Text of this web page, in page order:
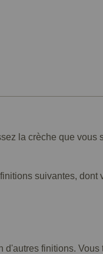
la crèche que vous
suivantes,
d'autres finitions.